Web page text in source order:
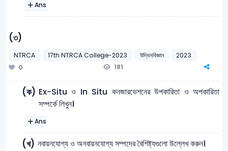
Ans
(৩)
NTRCA 17th NTRCA College-2023 উদ্ভিদবিজ্ঞান
2023
0
181
(ক) Ex-Situ ও In Situ কনজারভেশনের উপকারিতা ও অপকারিতা
সম্পর্কে লিখুন।
Ans
(খ) নবায়নযোগ্য ও অনবায়নযোগ্য সম্পদের বৈশিষ্ট্যগুলো উল্লেখ করুন।